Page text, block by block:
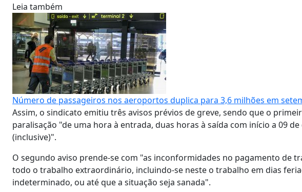
Leia também
Número de passageiros nos aeroportos duplica para 3,6 milhões em
Assim, o sindicato emitiu três avisos prévios de greve, sendo que o
paralisação "de uma hora à entrada, duas horas à saída com início a 09
(inclusive)".
O segundo aviso prende-se com "as inconformidades no pagamento de
todo o trabalho extraordinário, incluindo-se neste o trabalho em dias
indeterminado, ou até que a situação seja sanada".